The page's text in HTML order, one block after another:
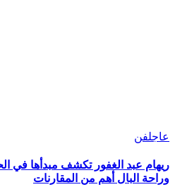
عاجلفن
ريهام عبد الغفور تكشف مبدأها في
وراحة البال أهم من المقارنات